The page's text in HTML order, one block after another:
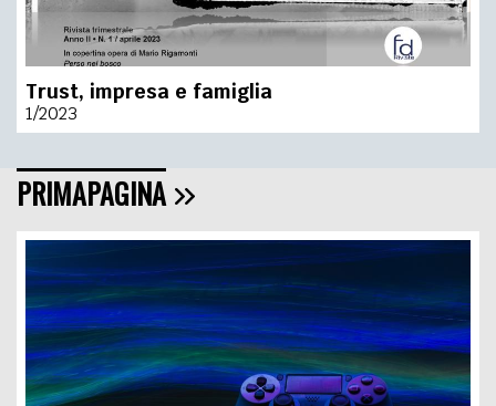
Trust, impresa e famiglia
1/2023
PRIMAPAGINA